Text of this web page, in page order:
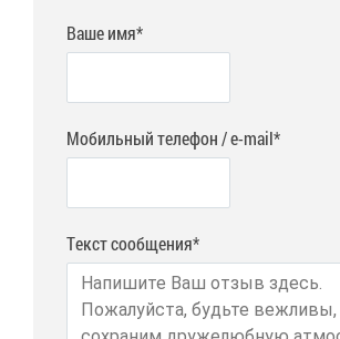
Ваше имя*
Мобильный телефон / e-mail*
Текст сообщения*